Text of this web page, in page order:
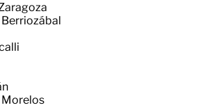
Morelos